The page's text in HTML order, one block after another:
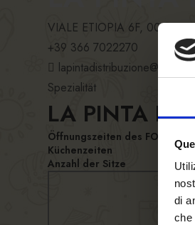
di
che
VIALE ETIOPIA 6F, 00199,
+39 366 7022270
Spezialität
LA PINTA
Öffnungszeiten des FORST
Küchenzeiten
Anzahl der Sitze